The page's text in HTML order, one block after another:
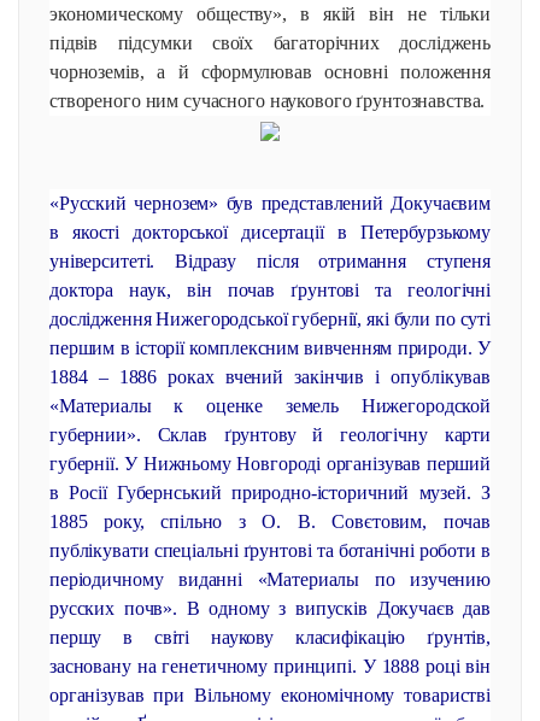
экономическому обществу», в якій він не тільки
підвів підсумки своїх багаторічних досліджень
чорноземів, а й сформулював основні положення
створеного ним сучасного наукового ґрунтознавства.
«Русский чернозем» був представлений Докучаєвим
в якості докторської дисертації в Петербурзькому
університеті. Відразу після отримання ступеня
доктора наук, він почав ґрунтові та геологічні
дослідження Нижегородської губернії, які були по суті
першим в історії комплексним вивченням природи. У
1884 – 1886 роках вчений закінчив і опублікував
«Материалы к оценке земель Нижегородской
губернии». Склав ґрунтову й геологічну карти
губернії. У Нижньому Новгороді організував перший
в Росії Губернський природно-історичний музей. З
1885 року, спільно з О. В. Совєтовим, почав
публікувати спеціальні ґрунтові та ботанічні роботи в
періодичному виданні «Материалы по изучению
русских почв». В одному з випусків Докучаєв дав
першу в світі наукову класифікацію ґрунтів,
засновану на генетичному принципі. У 1888 році він
організував при Вільному економічному товаристві